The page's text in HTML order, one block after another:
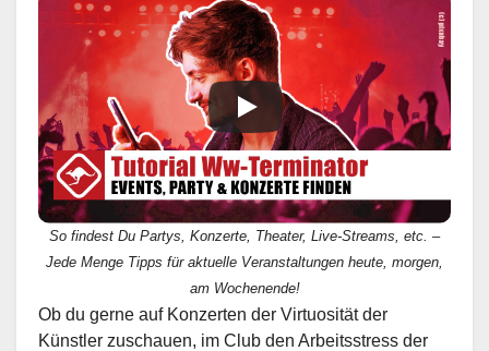
So findest Du Partys, Konzerte, Theater, Live-Streams, etc. –
Jede Menge Tipps für aktuelle Veranstaltungen heute, morgen,
am Wochenende!
Ob du gerne auf Konzerten der Virtuosität der
Künstler zuschauen, im Club den Arbeitsstress der